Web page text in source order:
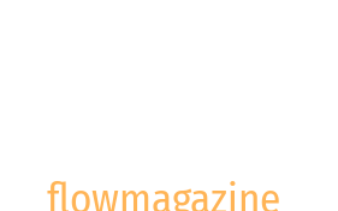
flowmagazine